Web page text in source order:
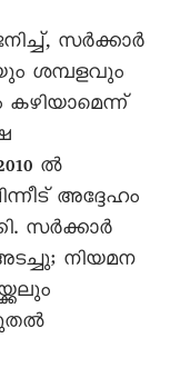
സര്‍ക്കാര്‍
ശമ്പളവും
ല്‍
അദ്ദേഹം
സര്‍ക്കാര്‍
നിയമന